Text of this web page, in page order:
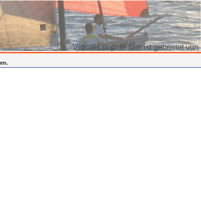
Virtual Loup de Mer ist gehostet von